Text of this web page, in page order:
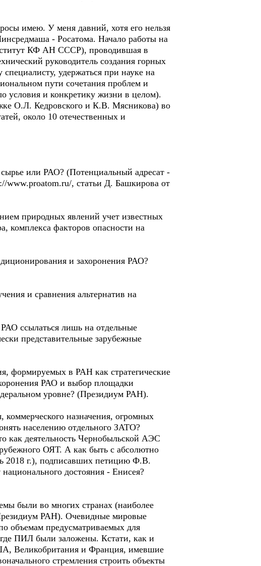
имею. У меня давний, хотя его нельзя
- Росатома. Начало работы на
КФ АН СССР), проводившая в
руководитель создания горных
удержаться при науке на
пути сочетания проблем и
условия и конкретику жизни в целом).
О.Л. Кедровского и К.В. Мясникова) во
около 10 отечественных и
или РАО? (Потенциальный адресат -
www.proatom.ru/, статьи Д. Башкирова от
природных явлений учет известных
комплекса факторов опасности на
и захоронения РАО?
и сравнения альтернатив на
ссылаться лишь на отдельные
представительные зарубежные
формируемых в РАН как стратегические
РАО и выбор площадки
уровне? (Президиум РАН).
коммерческого назначения, огромных
населению отдельного ЗАТО?
как деятельность Чернобыльской АЭС
ОЯТ. А как быть с абсолютно
2018 г.), подписавших петицию Ф.В.
достояния - Енисея?
были во многих странах (наиболее
РАН). Очевидные мировые
объемам предусматриваемых для
ПИЛ были заложены. Кстати, как и
Великобритания и Франция, имевшие
стремления строить объекты